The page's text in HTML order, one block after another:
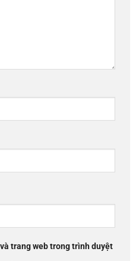
trang web trong trình duyệt